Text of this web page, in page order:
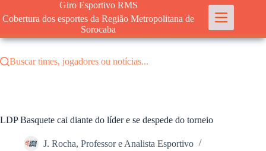
para
conteúdo
Giro Esportivo RMS
Cobertura dos esportes da Região Metropolitana de
Sorocaba
Buscar times, jogadores ou notícias...
LDP Basquete cai diante do líder e se despede do torneio
J. Rocha, Professor e Analista Esportivo